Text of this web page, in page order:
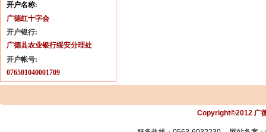
开户名称:
广德红十字会
开户银行:
广德县农业银行绥安分理处
开户帐号:
076501040001709
Copyright©2012 广